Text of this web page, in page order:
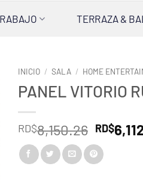
TERRAZA &
INICIO / SALA / HOME
PANEL VITORIO
RD$8,150.26 El
precio
original
RD$